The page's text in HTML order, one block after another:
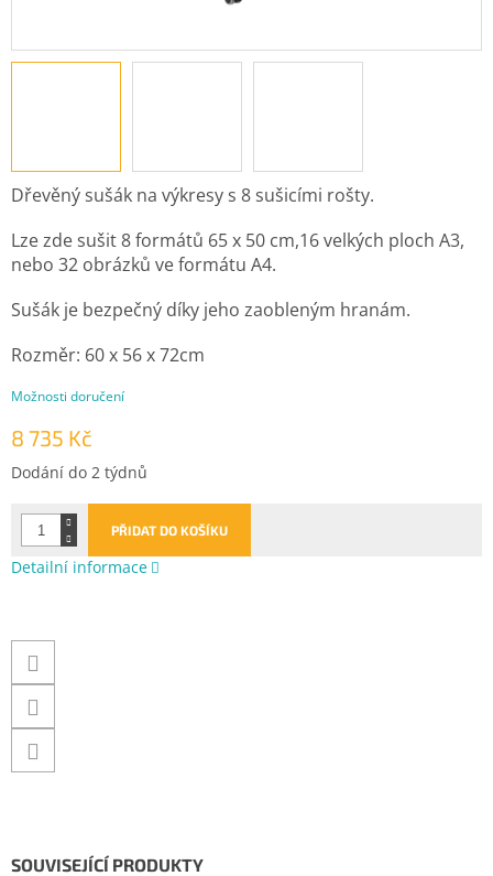
8 735 Kč
Měrná
Dodání do 2 týdnů
Možnosti doručení
PŘIDAT DO KOŠÍKU
Dřevěný sušák na výkresy s 8 sušicími rošty.
Lze zde sušit 8 formátů 65 x 50 cm,16 velkých ploch A3,
nebo 32 obrázků ve formátu A4.
Sušák je bezpečný díky jeho zaobleným hranám.
Rozměr: 60 x 56 x 72cm
Detailní informace
SOUVISEJÍCÍ PRODUKTY